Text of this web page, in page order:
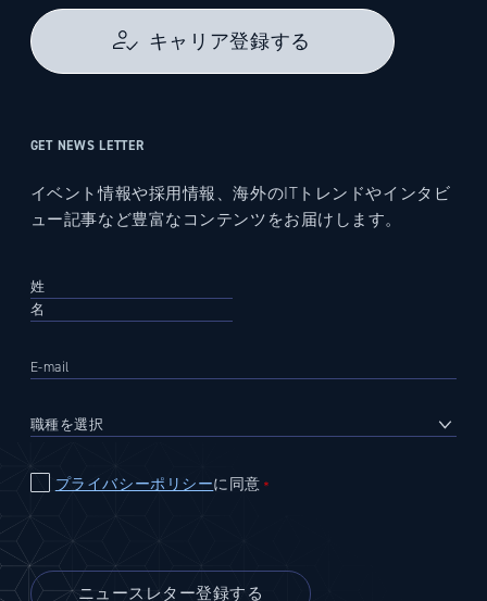
キャリア登録する
GET NEWS LETTER
イベント情報や採用情報、海外のITトレンドやインタビ
ュー記事など豊富なコンテンツをお届けします。
プライバシーポリシーに同意 ＊